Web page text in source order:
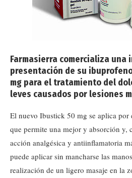
Farmasierra comercializa una
presentación de su
mg para el tratamiento del
leves causados por lesiones
El nuevo Ibustick 50 mg se aplica por
que permite una mejor y absorción y,
acción analgésica y antiinflamatoria
puede aplicar sin mancharse las
realización de un ligero masaje en la